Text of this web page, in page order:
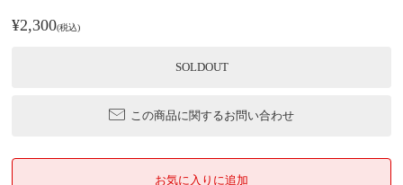
¥2,300(税込)
SOLDOUT
この商品に関するお問い合わせ